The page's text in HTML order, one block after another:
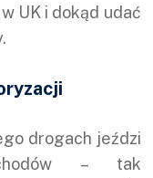
UK i dokąd udać
drogach jeździ
– tak